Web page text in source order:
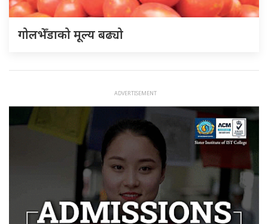
गोलभेँडाको मूल्य बढ्यो